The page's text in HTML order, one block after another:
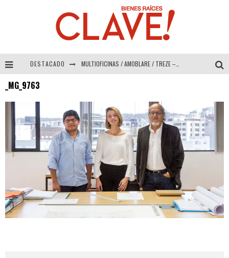
DESTACADO MULTIOFICINAS / AMOBLARE / TREZE – Especial Interiorismo & Decoración 2026
ADRIANA HOYOS DESIGN STUDIO – Especial Interiorismo & Decoración 2026
_MG_9763